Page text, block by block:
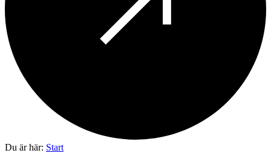
Du är här: Start